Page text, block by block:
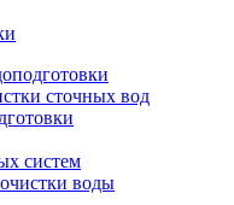
сточных вод
систем
воды